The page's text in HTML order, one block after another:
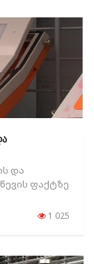
და
ფაქტზე
1 025